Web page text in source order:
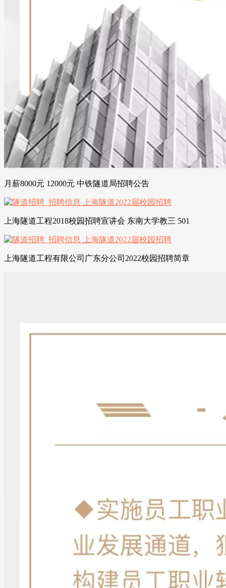
月薪8000元 12000元 中铁隧道局招聘公告
上海隧道工程2018校园招聘宣讲会 东南大学教三 501
上海隧道工程有限公司广东分公司2022校园招聘简章